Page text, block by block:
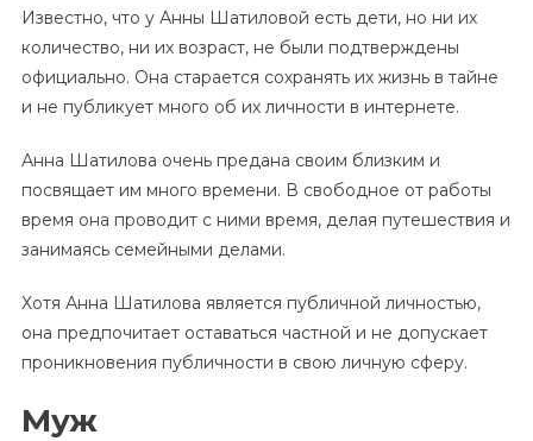
Известно, что у Анны Шатиловой есть дети, но ни их
количество, ни их возраст, не были подтверждены
официально. Она старается сохранять их жизнь в тайне
и не публикует много об их личности в интернете.
Анна Шатилова очень предана своим близким и
посвящает им много времени. В свободное от работы
время она проводит с ними время, делая путешествия и
занимаясь семейными делами.
Хотя Анна Шатилова является публичной личностью,
она предпочитает оставаться частной и не допускает
проникновения публичности в свою личную сферу.
Муж